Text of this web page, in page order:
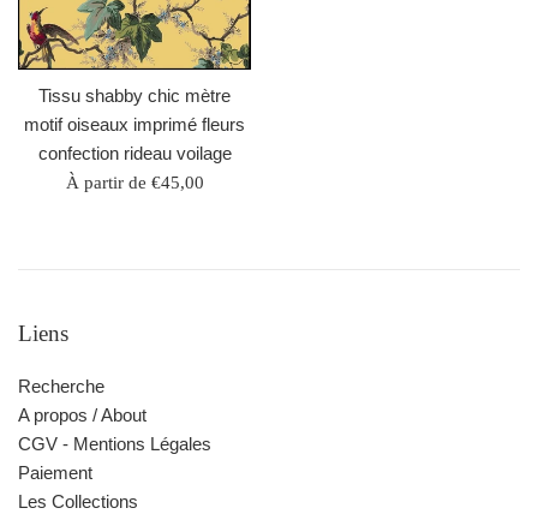
Tissu shabby chic mètre
motif oiseaux imprimé fleurs
confection rideau voilage
À partir de €45,00
Liens
Recherche
A propos / About
CGV - Mentions Légales
Paiement
Les Collections